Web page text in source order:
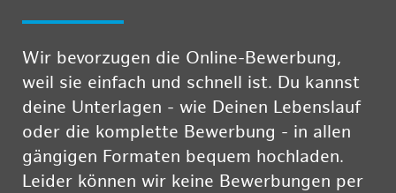
Wir bevorzugen die Online-Bewerbung,
weil sie einfach und schnell ist. Du kannst
deine Unterlagen - wie Deinen Lebenslauf
oder die komplette Bewerbung - in allen
gängigen Formaten bequem hochladen.
Leider können wir keine Bewerbungen per